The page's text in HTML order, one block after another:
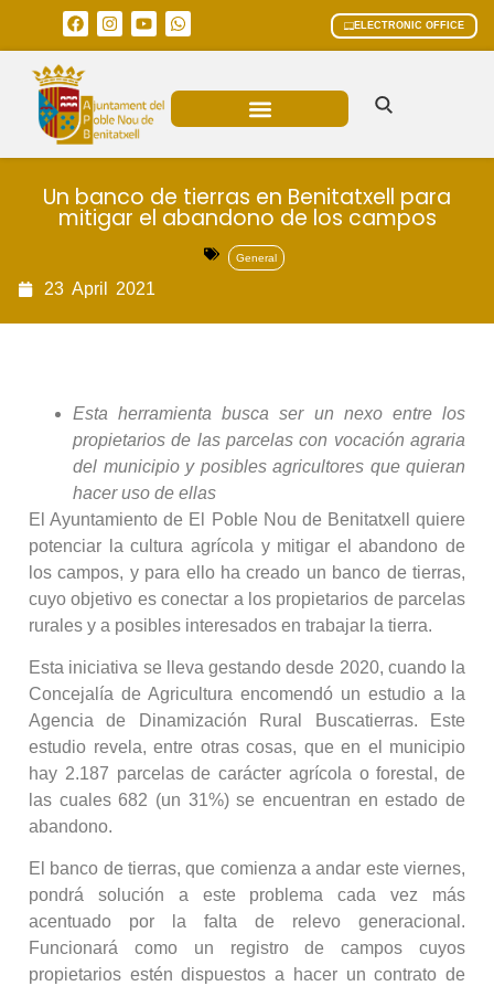
ELECTRONIC OFFICE
Un banco de tierras en Benitatxell para
mitigar el abandono de los campos
General
23 April 2021
Esta herramienta busca ser un nexo entre los
propietarios de las parcelas con vocación agraria
del municipio y posibles agricultores que quieran
hacer uso de ellas
El Ayuntamiento de El Poble Nou de Benitatxell quiere
potenciar la cultura agrícola y mitigar el abandono de
los campos, y para ello ha creado un banco de tierras,
cuyo objetivo es conectar a los propietarios de parcelas
rurales y a posibles interesados en trabajar la tierra.
Esta iniciativa se lleva gestando desde 2020, cuando la
Concejalía de Agricultura encomendó un estudio a la
Agencia de Dinamización Rural Buscatierras. Este
estudio revela, entre otras cosas, que en el municipio
hay 2.187 parcelas de carácter agrícola o forestal, de
las cuales 682 (un 31%) se encuentran en estado de
abandono.
El banco de tierras, que comienza a andar este viernes,
pondrá solución a este problema cada vez más
acentuado por la falta de relevo generacional.
Funcionará como un registro de campos cuyos
propietarios estén dispuestos a hacer un contrato de